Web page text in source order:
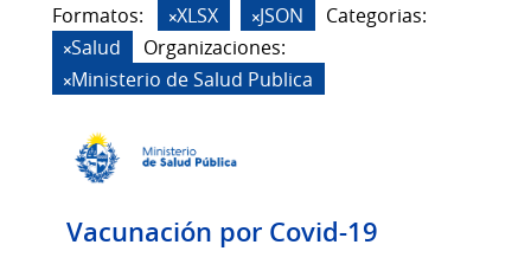
Formatos:
XLSX JSON
Categorias:
Salud
Organizaciones:
Ministerio de Salud Publica
Vacunación por Covid-19